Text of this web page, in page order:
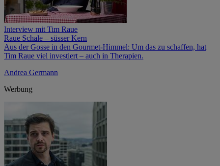
Interview mit Tim Raue
Raue Schale – süsser Kern
Aus der Gosse in den Gourmet-Himmel: Um das zu schaffen, hat
Tim Raue viel investiert – auch in Therapien.
Andrea Germann
Werbung